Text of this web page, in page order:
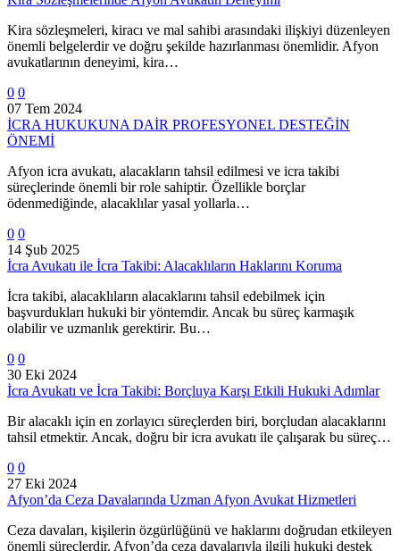
Kira sözleşmeleri, kiracı ve mal sahibi arasındaki ilişkiyi düzenleyen
önemli belgelerdir ve doğru şekilde hazırlanması önemlidir. Afyon
avukatlarının deneyimi, kira…
0 0
07 Tem 2024
İCRA HUKUKUNA DAİR PROFESYONEL DESTEĞİN
ÖNEMİ
Afyon icra avukatı, alacakların tahsil edilmesi ve icra takibi
süreçlerinde önemli bir role sahiptir. Özellikle borçlar
ödenmediğinde, alacaklılar yasal yollarla…
0 0
14 Şub 2025
İcra Avukatı ile İcra Takibi: Alacaklıların Haklarını Koruma
İcra takibi, alacaklıların alacaklarını tahsil edebilmek için
başvurdukları hukuki bir yöntemdir. Ancak bu süreç karmaşık
olabilir ve uzmanlık gerektirir. Bu…
0 0
30 Eki 2024
İcra Avukatı ve İcra Takibi: Borçluya Karşı Etkili Hukuki Adımlar
Bir alacaklı için en zorlayıcı süreçlerden biri, borçludan alacaklarını
tahsil etmektir. Ancak, doğru bir icra avukatı ile çalışarak bu süreç…
0 0
27 Eki 2024
Afyon’da Ceza Davalarında Uzman Afyon Avukat Hizmetleri
Ceza davaları, kişilerin özgürlüğünü ve haklarını doğrudan etkileyen
önemli süreçlerdir. Afyon’da ceza davalarıyla ilgili hukuki destek